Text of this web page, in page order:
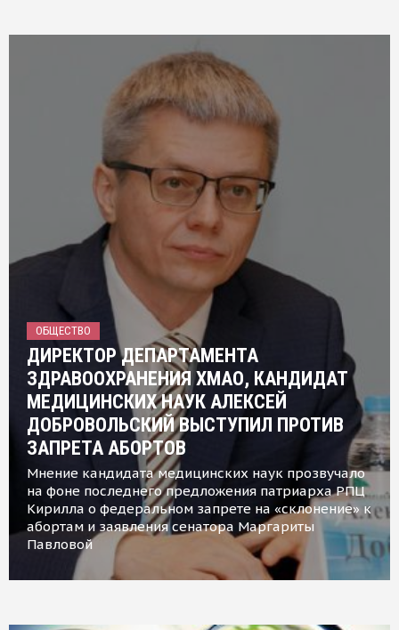
ОБЩЕСТВО
ДИРЕКТОР ДЕПАРТАМЕНТА
ЗДРАВООХРАНЕНИЯ ХМАО, КАНДИДАТ
МЕДИЦИНСКИХ НАУК АЛЕКСЕЙ
ДОБРОВОЛЬСКИЙ ВЫСТУПИЛ ПРОТИВ
ЗАПРЕТА АБОРТОВ
Мнение кандидата медицинских наук прозвучало
на фоне последнего предложения патриарха РПЦ
Кирилла о федеральном запрете на «склонение» к
абортам и заявления сенатора Маргариты
Павловой